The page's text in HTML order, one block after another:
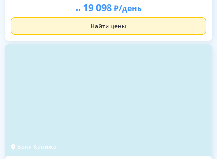
от 19 098 /день
Найти цены
Баня Канижа